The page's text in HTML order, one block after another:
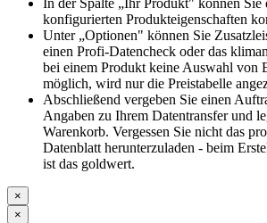
konfigurierten Produkteigenschaften
Unter „Optionen" können Sie
einen Profi-Datencheck oder das
bei einem Produkt keine Auswahl von
möglich, wird nur die Preistabelle
Abschließend vergeben Sie einen
Angaben zu Ihrem Datentransfer und
Warenkorb. Vergessen Sie nicht das
Datenblatt herunterzuladen - beim
ist das goldwert.
×
×